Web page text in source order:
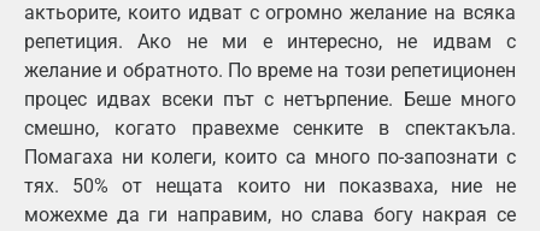
актьорите, които идват с огромно желание на всяка
репетиция. Ако не ми е интересно, не идвам с
желание и обратното. По време на този репетиционен
процес идвах всеки път с нетърпение. Беше много
смешно, когато правехме сенките в спектакъла.
Помагаха ни колеги, които са много по-запознати с
тях. 50% от нещата които ни показваха, ние не
можехме да ги направим, но слава богу накрая се